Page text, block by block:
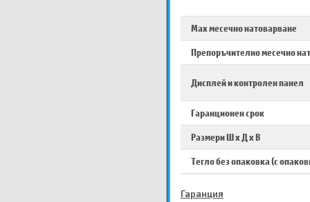
Max месечно натоварване
Препоръчително месечно
Дисплей и контролен панел
Гаранционен срок
Размери Ш х Д х В
Тегло без опаковка (с
Гаранция